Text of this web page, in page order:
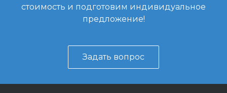
стоимость и подготовим индивидуальное
предложение!
Задать вопрос